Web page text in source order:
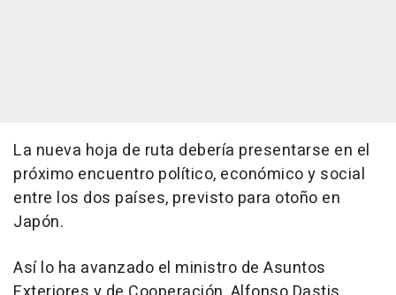
La nueva hoja de ruta debería presentarse en el
próximo encuentro político, económico y social
entre los dos países, previsto para otoño en
Japón.
Así lo ha avanzado el ministro de Asuntos